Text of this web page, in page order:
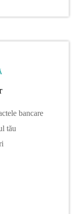
bancare
tău